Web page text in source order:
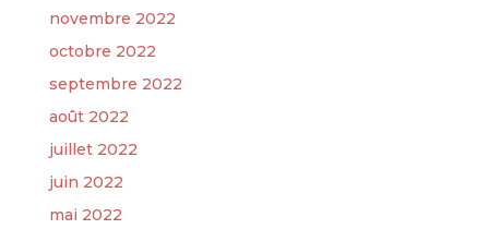
novembre 2022
octobre 2022
septembre 2022
août 2022
juillet 2022
juin 2022
mai 2022